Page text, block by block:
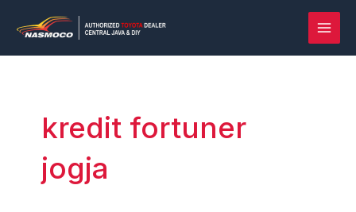
konten
kredit fortuner
jogja